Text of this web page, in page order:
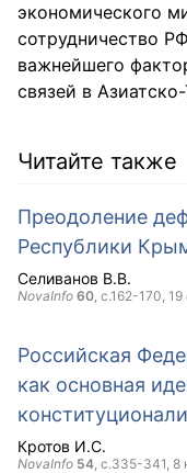
экономического
сотрудничество
важнейшего
связей в
Читайте также
Преодоление
Республики
Селиванов В.В.
NovaInfo 60, с.162-170, 19
Российская
как основная
Кротов И.С.
NovaInfo 54, с.335-341, 8